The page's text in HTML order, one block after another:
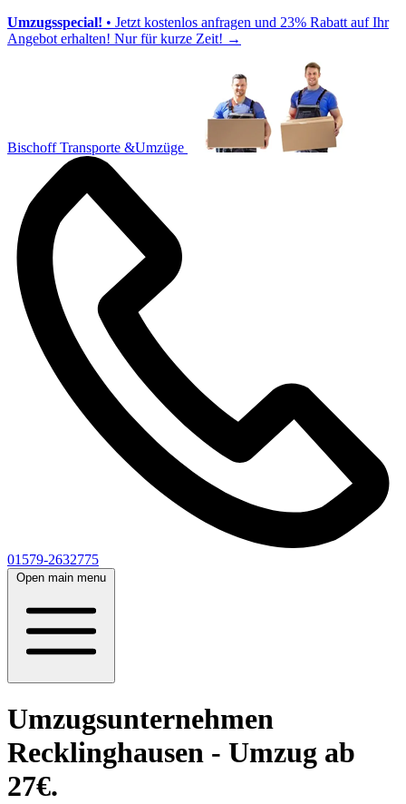
Umzugsspecial! • Jetzt kostenlos anfragen und 23% Rabatt auf Ihr
Angebot erhalten! Nur für kurze Zeit! →
Bischoff Transporte &Umzüge
01579-2632775
Open main menu
Umzugsunternehmen
Recklinghausen - Umzug ab
27€.